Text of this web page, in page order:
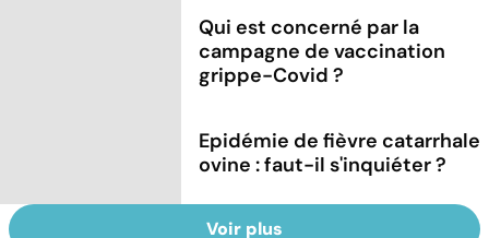
Qui est concerné par la
campagne de vaccination
grippe-Covid ?
Epidémie de fièvre catarrhale
ovine : faut-il s'inquiéter ?
Voir plus